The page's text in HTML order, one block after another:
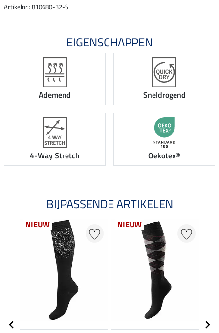
Artikelnr.: 810680-32-S
EIGENSCHAPPEN
Ademend Sneldrogend
4-Way Stretch Oekotex®
BIJPASSENDE ARTIKELEN
NIEUW NIEUW